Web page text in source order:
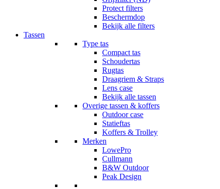
Protect filters
Beschermdop
Bekijk alle filters
Tassen
Type tas
Compact tas
Schoudertas
Rugtas
Draagriem & Straps
Lens case
Bekijk alle tassen
Overige tassen & koffers
Outdoor case
Statieftas
Koffers & Trolley
Merken
LowePro
Cullmann
B&W Outdoor
Peak Design